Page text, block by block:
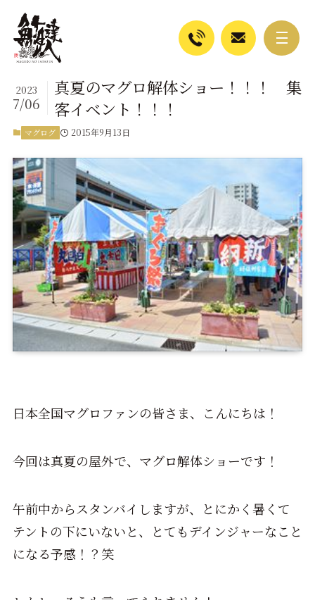
真夏のマグロ解体ショー！！！ 集
客イベント！！！
2023
7/06
マグログ 2015年9月13日
日本全国マグロファンの皆さま、こんにちは！
今回は真夏の屋外で、マグロ解体ショーです！
午前中からスタンバイしますが、とにかく暑くて
テントの下にいないと、とてもデインジャーなこと
になる予感！？笑